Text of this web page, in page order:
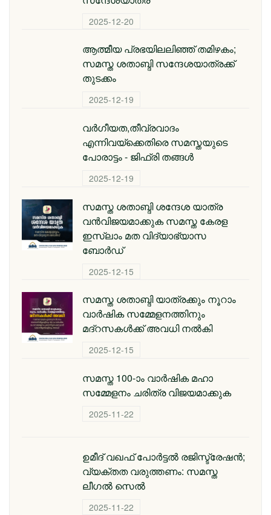
2025-12-20
ആത്മീയ പ്രഭയിലലിഞ്ഞ് തമിഴകം;
സമസ്ത ശതാബ്ദി സന്ദേശയാത്രക്ക്
തുടക്കം
2025-12-19
വർഗീയത,തീവ്രവാദം
എന്നിവയ്ക്കെതിരെ സമസ്തയുടെ
പോരാട്ടം - ജിഫ്‌രി തങ്ങൾ
2025-12-19
സമസ്ത ശതാബ്ദി ശന്ദേശ യാത്ര
വന്‍വിജയമാക്കുക സമസ്ത കേരള
ഇസ്ലാം മത വിദ്യാഭ്യാസ
ബോര്‍ഡ്
2025-12-15
സമസ്ത ശതാബ്ദി യാത്രക്കും നൂറാം
വാര്‍ഷിക സമ്മേളനത്തിനും
മദ്റസകള്‍ക്ക് അവധി നല്‍കി
2025-12-15
സമസ്ത 100-ാം വാര്‍ഷിക മഹാ
സമ്മേളനം ചരിത്ര വിജയമാക്കുക
2025-11-22
ഉമീദ് വഖഫ് പോർട്ടൽ രജിസ്ട്രേഷൻ;
വ്യക്തത വരുത്തണം: സമസ്ത
ലീഗൽ സെൽ
2025-11-22